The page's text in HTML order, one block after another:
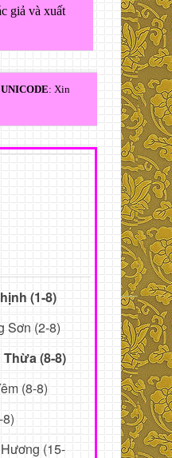
giả và xuất
: Xin
(1-8)
Sơn (2-8)
(8-8)
(8-8)
(15-